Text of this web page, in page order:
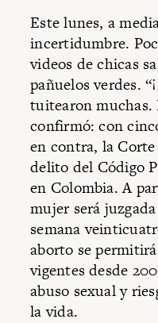
Este lunes, a
incertidumbre.
videos de chicas
pañuelos verdes.
tuitearon muchas.
confirmó: con
en contra, la
delito del Código
en Colombia. A
mujer será
semana
aborto se
vigentes desde
abuso sexual y
la vida.